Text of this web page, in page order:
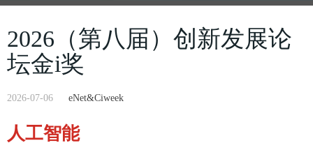
2026（第八届）创新发展论
坛金i奖
2026-07-06 eNet&Ciweek
人工智能